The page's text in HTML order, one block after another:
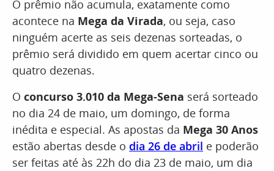
O prêmio não acumula, exatamente como
acontece na Mega da Virada, ou seja, caso
ninguém acerte as seis dezenas sorteadas, o
prêmio será dividido em quem acertar cinco ou
quatro dezenas.
O concurso 3.010 da Mega-Sena será sorteado
no dia 24 de maio, um domingo, de forma
inédita e especial. As apostas da Mega 30 Anos
estão abertas desde o dia 26 de abril e poderão
ser feitas até às 22h do dia 23 de maio, um dia